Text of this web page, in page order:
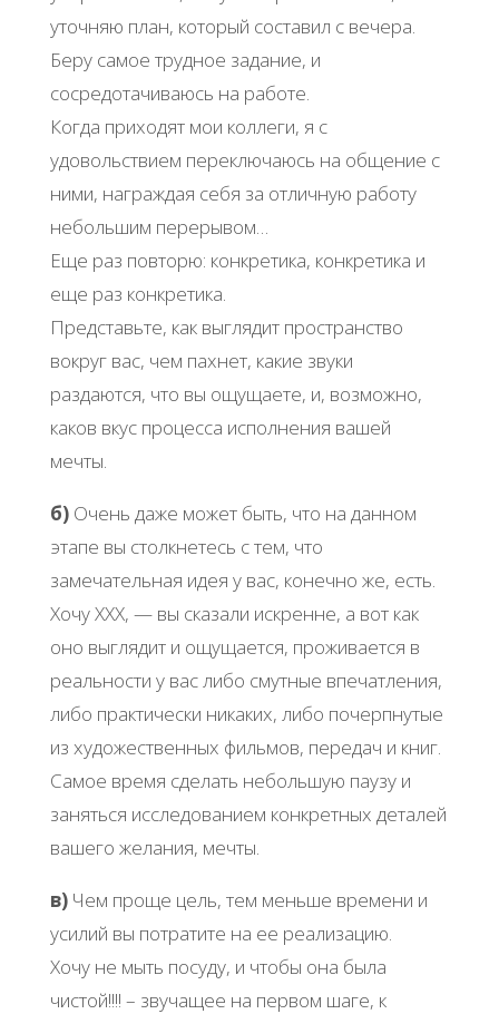
уточняю план, который составил с вечера.
Беру самое трудное задание, и
сосредотачиваюсь на работе.
Когда приходят мои коллеги, я с
удовольствием переключаюсь на общение с
ними, награждая себя за отличную работу
небольшим перерывом…
Еще раз повторю: конкретика, конкретика и
еще раз конкретика.
Представьте, как выглядит пространство
вокруг вас, чем пахнет, какие звуки
раздаются, что вы ощущаете, и, возможно,
каков вкус процесса исполнения вашей
мечты.
б)Очень даже может быть, что на данном
этапе вы столкнетесь с тем, что
замечательная идея у вас, конечно же, есть.
Хочу ХХХ, — вы сказали искренне, а вот как
оно выглядит и ощущается, проживается в
реальности у вас либо смутные впечатления,
либо практически никаких, либо почерпнутые
из художественных фильмов, передач и книг.
Самое время сделать небольшую паузу и
заняться исследованием конкретных деталей
вашего желания, мечты.
в)Чем проще цель, тем меньше времени и
усилий вы потратите на ее реализацию.
Хочу не мыть посуду, и чтобы она была
чистой!!!! – звучащее на первом шаге, к